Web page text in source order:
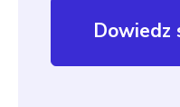
Dowiedz